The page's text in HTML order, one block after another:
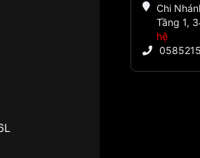
Chi
Tầng 1,
hệ